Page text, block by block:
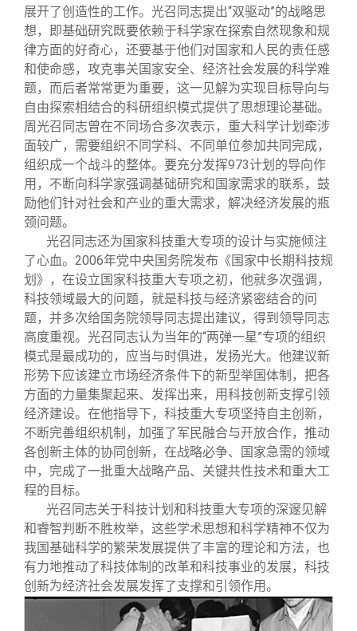
展开了创造性的工作。光召同志提出“双驱动”的战略思
想，即基础研究既要依赖于科学家在探索自然现象和规
律方面的好奇心，还要基于他们对国家和人民的责任感
和使命感，攻克事关国家安全、经济社会发展的科学难
题，而后者常常更为重要，这一见解为实现目标导向与
自由探索相结合的科研组织模式提供了思想理论基础。
周光召同志曾在不同场合多次表示，重大科学计划牵涉
面较广，需要组织不同学科、不同单位参加共同完成，
组织成一个战斗的整体。要充分发挥973计划的导向作
用，不断向科学家强调基础研究和国家需求的联系，鼓
励他们针对社会和产业的重大需求，解决经济发展的瓶
颈问题。
光召同志还为国家科技重大专项的设计与实施倾注
了心血。2006年党中央国务院发布《国家中长期科技规
划》，在设立国家科技重大专项之初，他就多次强调，
科技领域最大的问题，就是科技与经济紧密结合的问
题，并多次给国务院领导同志提出建议，得到领导同志
高度重视。光召同志认为当年的“两弹一星”专项的组织
模式是最成功的，应当与时俱进，发扬光大。他建议新
形势下应该建立市场经济条件下的新型举国体制，把各
方面的力量集聚起来、发挥出来，用科技创新支撑引领
经济建设。在他指导下，科技重大专项坚持自主创新，
不断完善组织机制，加强了军民融合与开放合作，推动
各创新主体的协同创新，在战略必争、国家急需的领域
中，完成了一批重大战略产品、关键共性技术和重大工
程的目标。
光召同志关于科技计划和科技重大专项的深邃见解
和睿智判断不胜枚举，这些学术思想和科学精神不仅为
我国基础科学的繁荣发展提供了丰富的理论和方法，也
有力地推动了科技体制的改革和科技事业的发展，科技
创新为经济社会发展发挥了支撑和引领作用。